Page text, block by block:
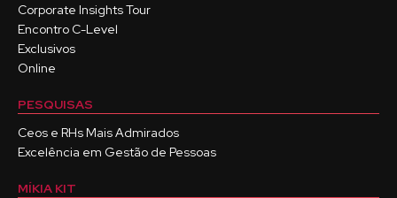
Corporate Insights Tour
Encontro C-Level
Exclusivos
Online
PESQUISAS
Ceos e RHs Mais Admirados
Excelência em Gestão de Pessoas
MÍKIA KIT